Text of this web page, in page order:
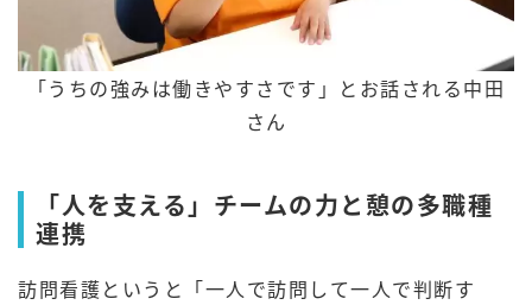
「うちの強みは働きやすさです」とお話される中田
さん
「人を支える」チームの力と憩の多職種
連携
訪問看護というと「一人で訪問して一人で判断す